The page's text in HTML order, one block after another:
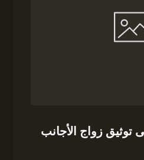
زواج الأجانب